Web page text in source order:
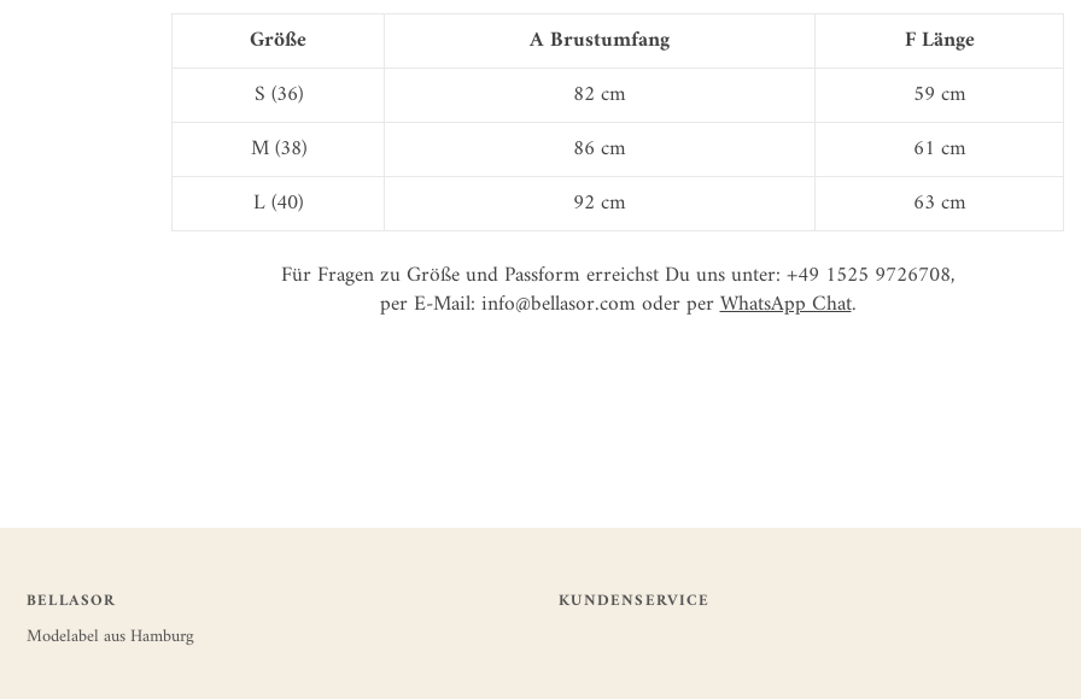
Größe
A Brustumfang
F Länge
S (36)
82 cm
59 cm
M (38)
86 cm
61 cm
L (40)
92 cm
63 cm
Für Fragen zu Größe und Passform erreichst Du uns unter: +49 1525 9726708,
per E-Mail: info@bellasor.com oder perWhatsApp Chat.
BELLASOR
Modelabel aus Hamburg
KUNDENSERVICE